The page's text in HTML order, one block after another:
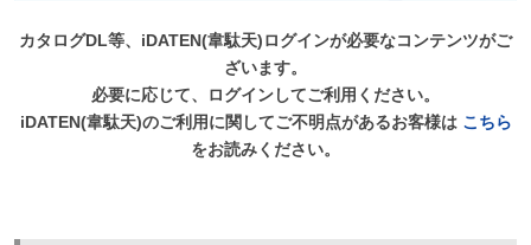
カタログDL等、iDATEN(韋駄天)ログインが必要なコンテンツがご
ざいます。
必要に応じて、ログインしてご利用ください。
iDATEN(韋駄天)のご利用に関してご不明点があるお客様は こちら
をお読みください。